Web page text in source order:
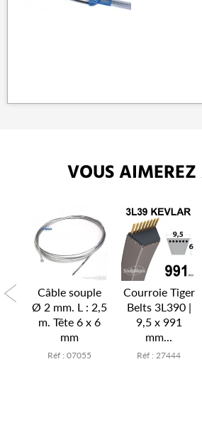
VOUS AIMEREZ
Câble souple
Ø 2 mm. L : 2,5
m. Tête 6 x 6
mm
Réf : 07055
Courroie Tiger
Belts 3L390 |
9,5 x 991
mm...
Réf : 27444